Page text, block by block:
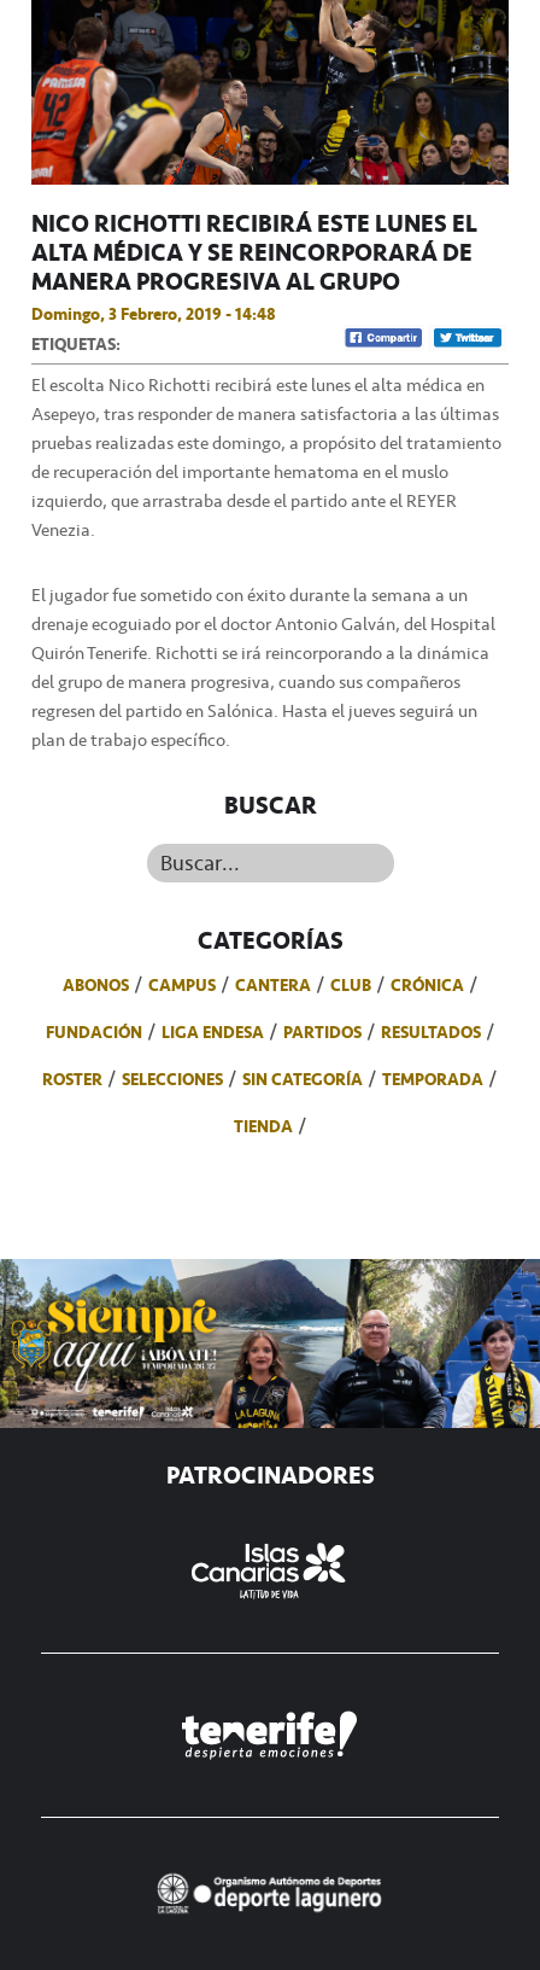
NICO RICHOTTI RECIBIRÁ ESTE LUNES EL
ALTA MÉDICA Y SE REINCORPORARÁ DE
MANERA PROGRESIVA AL GRUPO
Domingo, 3 Febrero, 2019 - 14:48
ETIQUETAS:
El escolta Nico Richotti recibirá este lunes el alta médica en
Asepeyo, tras responder de manera satisfactoria a las últimas
pruebas realizadas este domingo, a propósito del tratamiento
de recuperación del importante hematoma en el muslo
izquierdo, que arrastraba desde el partido ante el REYER
Venezia.
El jugador fue sometido con éxito durante la semana a un
drenaje ecoguiado por el doctor Antonio Galván, del Hospital
Quirón Tenerife. Richotti se irá reincorporando a la dinámica
del grupo de manera progresiva, cuando sus compañeros
regresen del partido en Salónica. Hasta el jueves seguirá un
plan de trabajo específico.
BUSCAR
Buscar...
CATEGORÍAS
ABONOS CAMPUS CANTERA CLUB
CRÓNICA
FUNDACIÓN
LIGA ENDESA PARTIDOS
RESULTADOS
ROSTER
SELECCIONES SIN CATEGORÍA
TEMPORADA
TIENDA
PATROCINADORES